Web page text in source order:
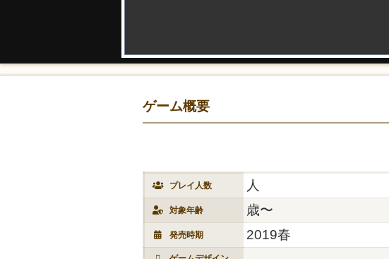
ゲーム概要
プレイ人数 人
対象年齢 歳〜
発売時期 2019春